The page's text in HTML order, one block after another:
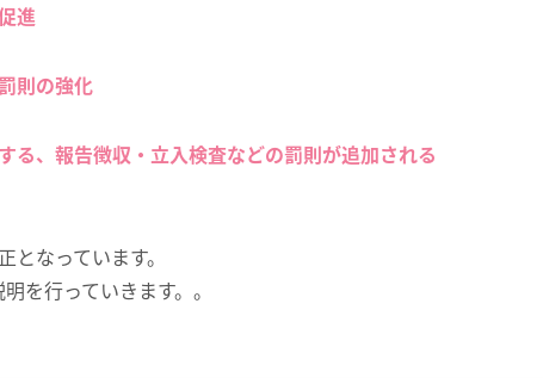
進
則の強化
る、報告徴収・立入検査などの罰則が追加される
なっています。
を行っていきます。。